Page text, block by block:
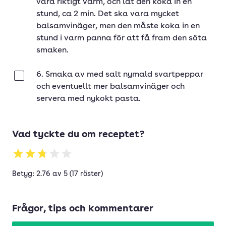
vara riktigt varm, och låt den koka in en
stund, ca 2 min. Det ska vara mycket
balsamvinäger, men den måste koka in en
stund i varm panna för att få fram den söta
smaken.
6. Smaka av med salt nymald svartpeppar
och eventuellt mer balsamvinäger och
servera med nykokt pasta.
Vad tyckte du om receptet?
Betyg: 2.76 av 5 (17 röster)
Frågor, tips och kommentarer